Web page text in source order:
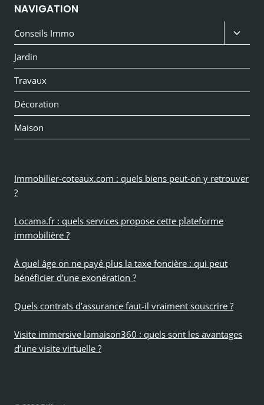
NAVIGATION
Conseils Immo
le
menu
Jardin
Travaux
Décoration
Maison
Immobilier-coteaux.com : quels biens peut-on y retrouver
?
Locama.fr : quels services propose cette plateforme
immobilière ?
À quel âge on ne payé plus la taxe foncière : qui peut
bénéficier d’une exonération ?
Quels contrats d’assurance faut-il vraiment souscrire ?
Visite immersive lamaison360 : quels sont les avantages
d’une visite virtuelle ?